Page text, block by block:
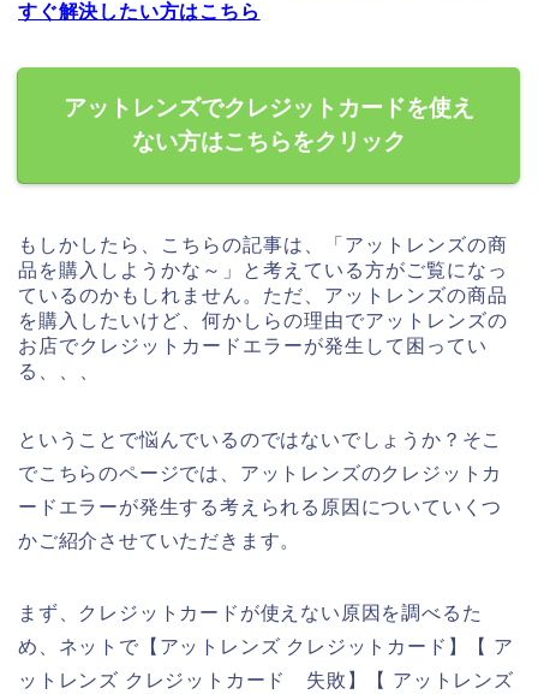
すぐ解決したい方はこちら
アットレンズでクレジットカードを使え
ない方はこちらをクリック
もしかしたら、こちらの記事は、「アットレンズの商
品を購入しようかな～」と考えている方がご覧になっ
ているのかもしれません。ただ、アットレンズの商品
を購入したいけど、何かしらの理由でアットレンズの
お店でクレジットカードエラーが発生して困ってい
る、、、
ということで悩んでいるのではないでしょうか？そこ
でこちらのページでは、アットレンズのクレジットカ
ードエラーが発生する考えられる原因についていくつ
かご紹介させていただきます。
まず、クレジットカードが使えない原因を調べるた
め、ネットで【アットレンズ クレジットカード】【 ア
ットレンズ クレジットカード 失敗】【 アットレンズ